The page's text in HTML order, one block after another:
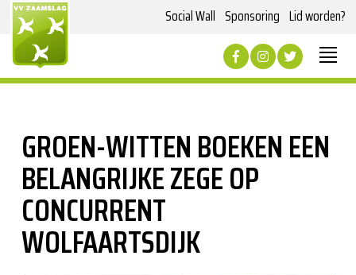
Social Wall Sponsoring Lid worden?
GROEN-WITTEN BOEKEN EEN
BELANGRIJKE ZEGE OP
CONCURRENT
WOLFAARTSDIJK